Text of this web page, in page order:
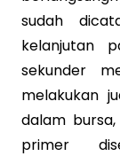
sudah
kelanjutan
sekunder
melakukan
dalam
primer